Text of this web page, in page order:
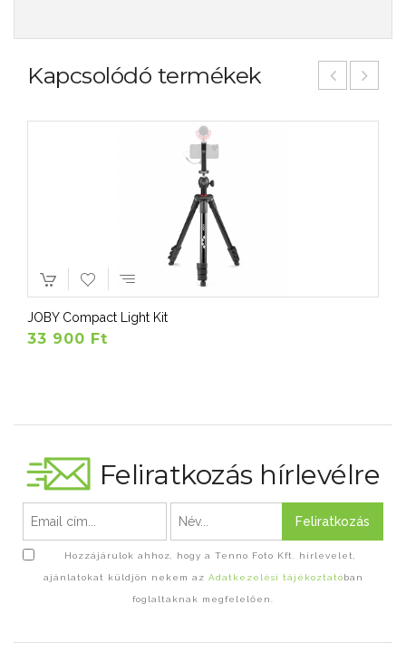
Kapcsolódó termékek
JOBY Compact Light Kit
33 900 Ft
Feliratkozás hírlevélre
Feliratkozás
Hozzájárulok ahhoz, hogy a Tenno Foto Kft. hírlevelet,
ajánlatokat küldjön nekem az Adatkezelési tájékoztatóban
foglaltaknak megfelelően.